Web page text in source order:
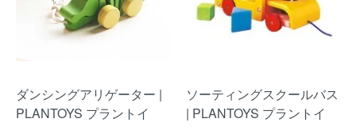
ダンシングアリゲーター |
PLANTOYS プラントイ
ソーティングスクールバス
| PLANTOYS プラントイ